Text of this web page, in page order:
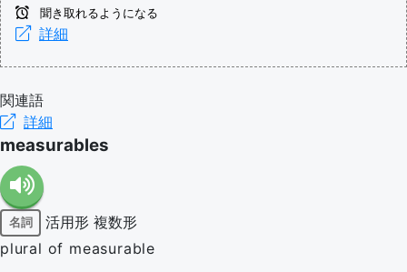
聞き取れるようになる
詳細
関連語
詳細
measurables
名詞 活用形 複数形
plural of measurable